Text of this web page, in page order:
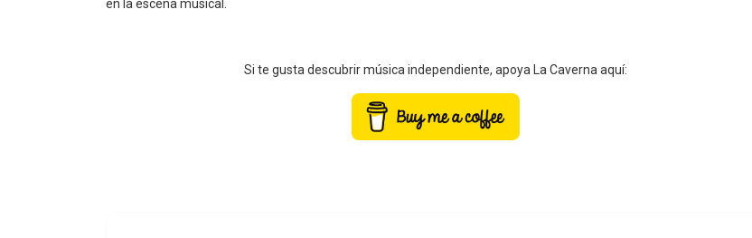
en la escena musical.
Si te gusta descubrir música independiente, apoya La Caverna aquí: